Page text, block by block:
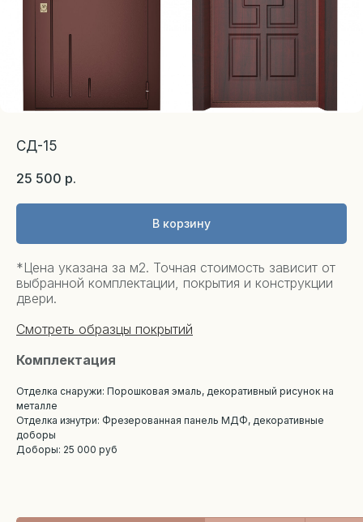
СД-15
25 500 р.
В корзину
*Цена указана за м2. Точная стоимость зависит от
выбранной комплектации, покрытия и конструкции
двери.
Смотреть образцы покрытий
Комплектация
Отделка снаружи: Порошковая эмаль, декоративный рисунок на
металле
Отделка изнутри: Фрезерованная панель МДФ, декоративные
доборы
Доборы: 25 000 руб